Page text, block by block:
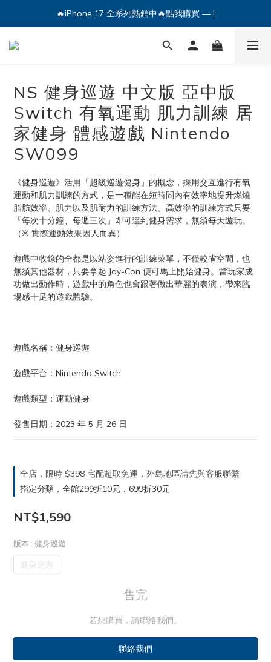
🔥iPhone 17 全系列熱銷中🔥點我購買 — !
🔥iPhone 17 全系列熱銷中🔥點我購買 — !
💕加入Q哥 Line 新好友領優惠券！🎫
NS 健身巡遊 中文版 亞中版
Switch 有氧運動 肌力訓練 居
家健身 體感遊戲 Nintendo
SW099
《健身巡遊》活用「超級巡遊健身」的概念，採用交互進行有氧
運動和肌力訓練的方式，是一種能在短時間內有效率地提升燃燒
脂肪效率、肌力以及肌耐力的訓練方法。高效率的訓練方式只要
「每次十分鐘、每週三次」即可達到健身需求，無須每天遊玩。
（※ 實際運動效果因人而異）
遊戲中收錄的全都是以站姿進行的訓練菜單，不僅較省空間，也
無須其他器材，只要拿起 Joy-Con 便可馬上開始健身。當玩家成
功做出動作時，遊戲中的角色也會跟著做出華麗的表演，帶來臨
場感十足的遊戲體驗。
遊戲名稱：健身巡遊
遊戲平台：Nintendo Switch
遊戲類型：運動健身
發售日期：2023 年 5 月 26 日
全店，限時 $398 宅配超取免運，外島地區請先與客服聯繫
指定分類，全館299折10元，699折30元
NT$1,590
版本 : 健身巡遊
健身巡遊
售完
若想購買，請聯絡我們。
聯絡我們